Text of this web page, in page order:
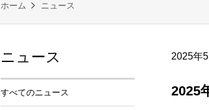
ホーム ニュース
2025年
2025
ニュース
すべてのニュース